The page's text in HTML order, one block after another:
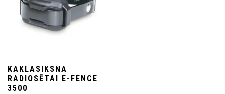
KAKLASIKSNA
RADIOSĒTAI E-FENCE
3500